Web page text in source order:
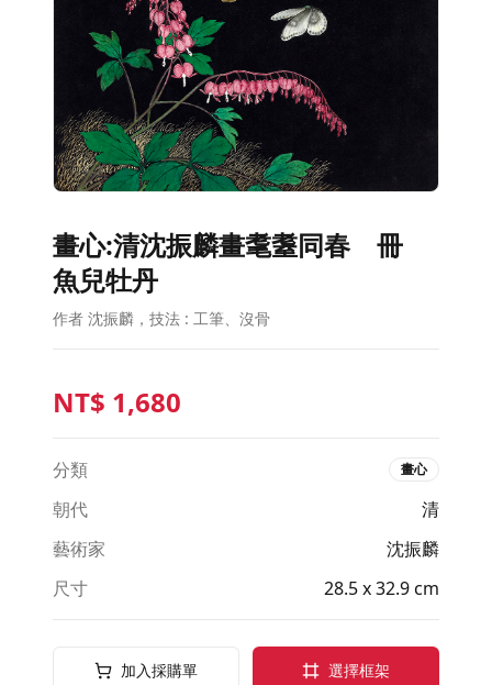
畫心:清沈振麟畫耄耋同春 冊
魚兒牡丹
作者 沈振麟，技法 : 工筆、沒骨
NT$ 1,680
分類 畫心
朝代
清
藝術家
沈振麟
尺寸
28.5 x 32.9 cm
加入採購單 選擇框架